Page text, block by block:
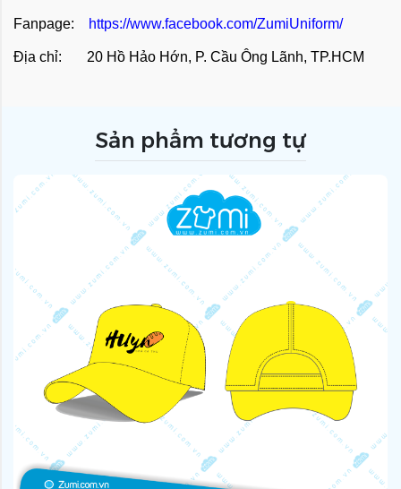
Fanpage: https://www.facebook.com/ZumiUniform/
Địa chỉ: 20 Hồ Hảo Hớn, P. Cầu Ông Lãnh, TP.HCM
Sản phẩm tương tự